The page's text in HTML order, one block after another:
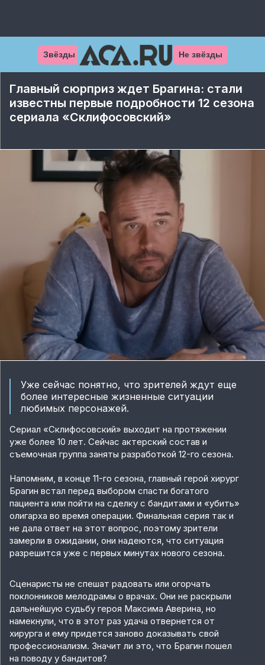
Звёзды Не звёзды
Главный сюрприз ждет Брагина: стали
известны первые подробности 12 сезона
сериала «Склифосовский»
Уже сейчас понятно, что зрителей ждут еще
более интересные жизненные ситуации
любимых персонажей.
Сериал «Склифосовский» выходит на протяжении
уже более 10 лет. Сейчас актерский состав и
съемочная группа заняты разработкой 12-го сезона.
Напомним, в конце 11-го сезона, главный герой хирург
Брагин встал перед выбором спасти богатого
пациента или пойти на сделку с бандитами и «убить»
олигарха во время операции. Финальная серия так и
не дала ответ на этот вопрос, поэтому зрители
замерли в ожидании, они надеются, что ситуация
разрешится уже с первых минутах нового сезона.
Сценаристы не спешат радовать или огорчать
поклонников мелодрамы о врачах. Они не раскрыли
дальнейшую судьбу героя Максима Аверина, но
намекнули, что в этот раз удача отвернется от
хирурга и ему придется заново доказывать свой
профессионализм. Значит ли это, что Брагин пошел
на поводу у бандитов?